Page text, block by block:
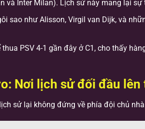
và Inter Milan). Lịch sử này mang lại sự
sao như Alisson, Virgil van Dijk, và
PSV 4-1 gần đây ở C1, cho thấy
Nơi lịch sử đối đầu lên
sử lại không đứng về phía đội chủ